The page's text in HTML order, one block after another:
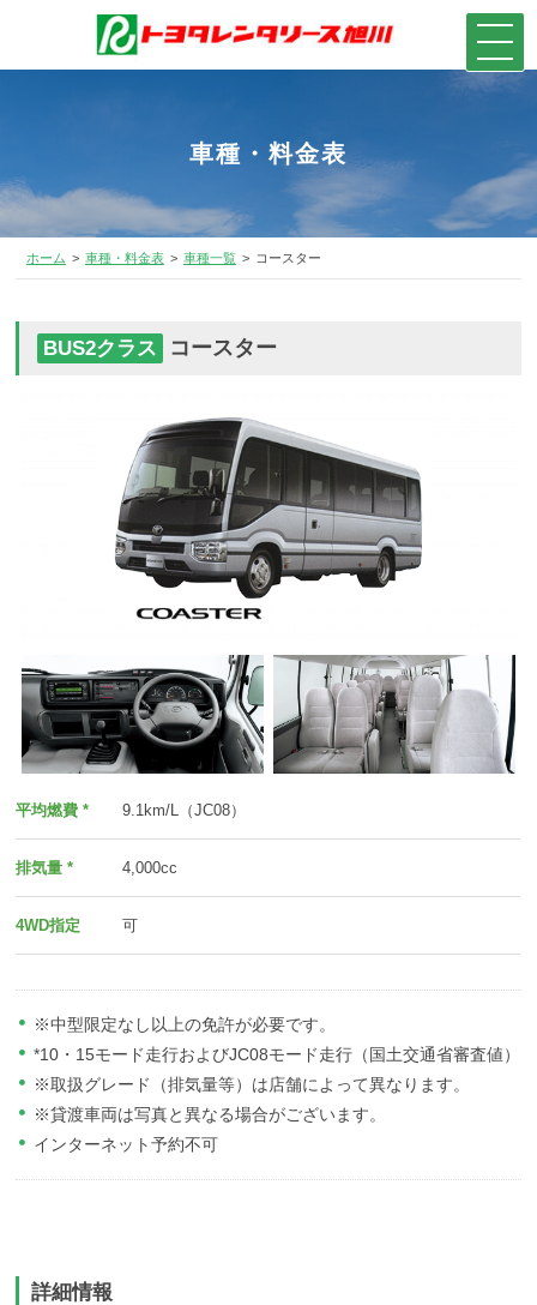
車種・料金表
ホーム 車種・料金表 車種一覧 コースター
BUS2クラス コースター
平均燃費 * 9.1km/L（JC08）
排気量 * 4,000cc
4WD指定 可
※中型限定なし以上の免許が必要です。
*10・15モード走行およびJC08モード走行（国土交通省審査値）
※取扱グレード（排気量等）は店舗によって異なります。
※貸渡車両は写真と異なる場合がございます。
インターネット予約不可
詳細情報